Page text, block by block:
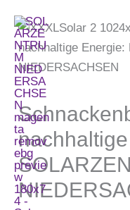
Inhalt
springen